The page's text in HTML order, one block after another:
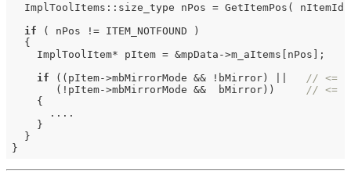
ImplToolItems::size_type nPos = GetItemPos( nItemId
if ( nPos != ITEM_NOTFOUND )
  {
    ImplToolItem* pItem = &mpData->m_aItems[nPos];
if ((pItem->mbMirrorMode && !bMirror) ||
// <=
       (!pItem->mbMirrorMode &&  bMirror))
// <=
    {
      ....
    }
  }